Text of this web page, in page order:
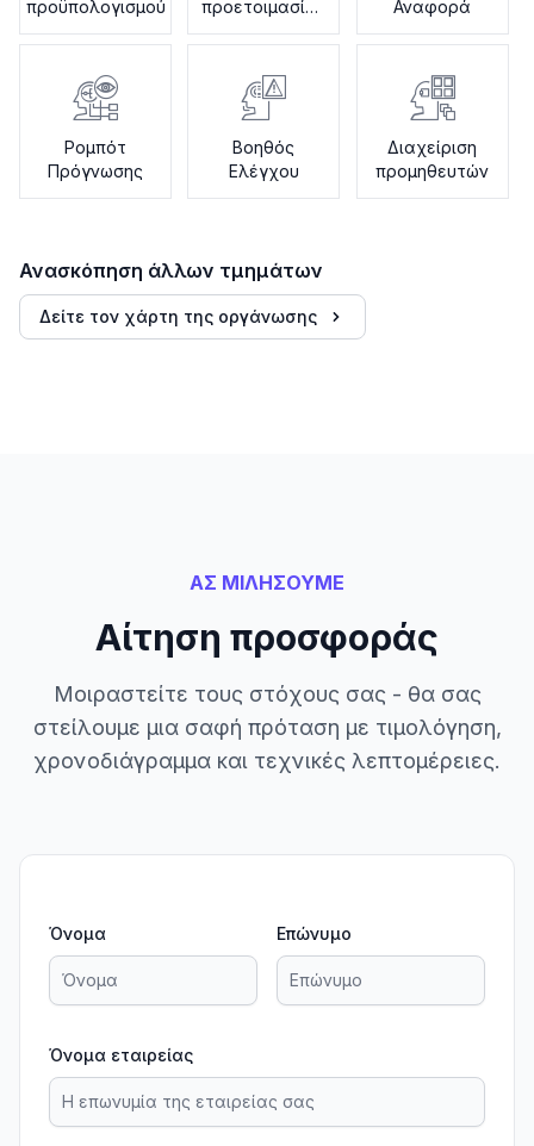
προϋπολογισμού
προετοιμασίας
φόρων
Αναφορά
Ρομπότ
Πρόγνωσης
Βοηθός
Ελέγχου
Διαχείριση
προμηθευτών
Ανασκόπηση άλλων τμημάτων
Δείτε τον χάρτη της οργάνωσης
ΑΣ ΜΙΛΗΣΟΥΜΕ
Αίτηση προσφοράς
Μοιραστείτε τους στόχους σας - θα σας
στείλουμε μια σαφή πρόταση με τιμολόγηση,
χρονοδιάγραμμα και τεχνικές λεπτομέρειες.
Όνομα Επώνυμο
Όνομα εταιρείας